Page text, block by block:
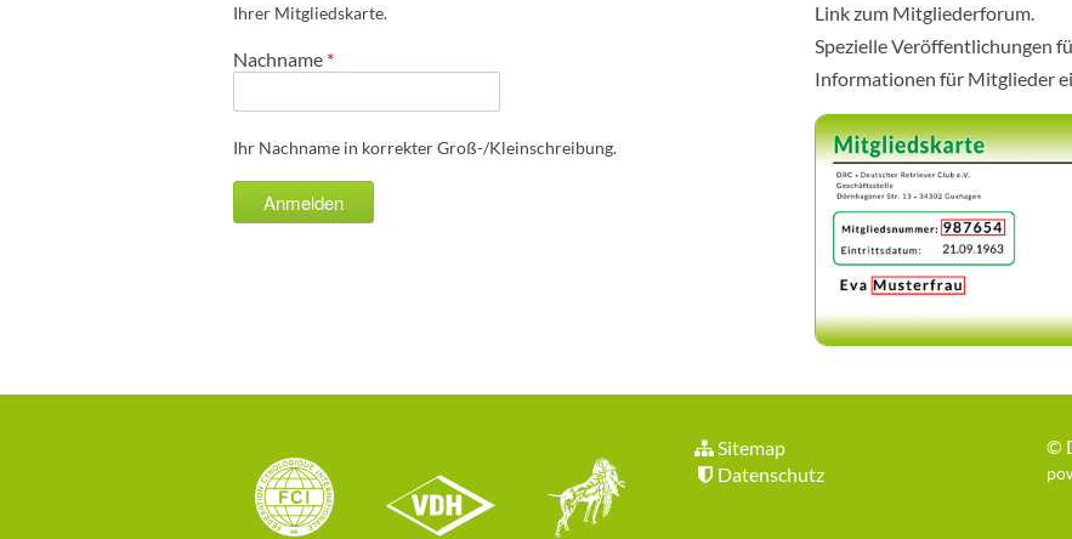
Ihrer Mitgliedskarte.
Nachname *
Ihr Nachname in korrekter Groß-/Kleinschreibung.
Link zum Mitgliederforum.
Spezielle Veröffentlichungen
Informationen für Mitglieder
Sitemap
Datenschutz
©